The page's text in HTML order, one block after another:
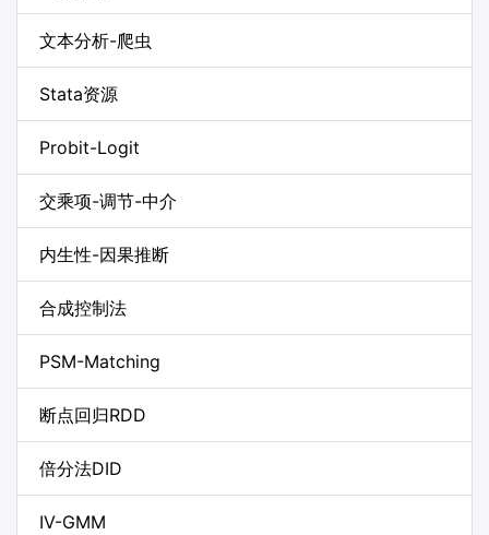
文本分析-爬虫
Stata资源
Probit-Logit
交乘项-调节-中介
内生性-因果推断
合成控制法
PSM-Matching
断点回归RDD
倍分法DID
IV-GMM